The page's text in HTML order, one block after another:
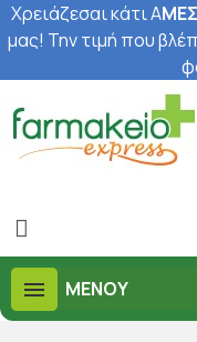
Χρειάζεσαι κάτι Α
μας! Την τιμή που
ΜΕΝΟΎ